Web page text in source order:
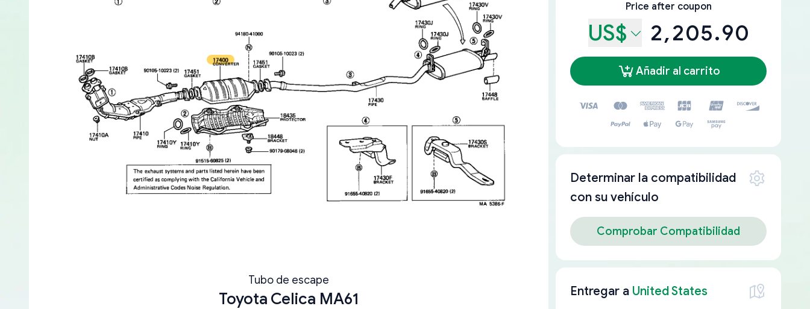
Tubo de escape
Toyota Celica MA61
Price after coupon
US$ 2,205.90
Añadir al carrito
Determinar la compatibilidad
con su vehículo
Comprobar Compatibilidad
Entregar a United States